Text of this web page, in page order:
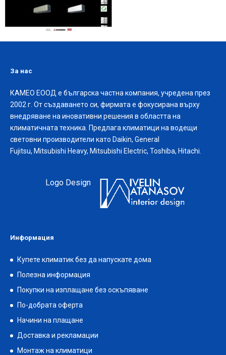
За нас
КАМЕО ЕООД е българска частна компания, учредена през
2002 г. От създаването си, фирмата е фокусирана върху
внедряване на иновативни решения в областта на
климатичната техника. Предлага климатици на водещи
световни производители като Daikin, General
Fujitsu, Mitsubishi Heavy, Mitsubishi Electric, Toshiba, Hitachi.
Logo Design
Информация
Купете климатик без да напускате дома
Полезна информация
Покупки на изплащане без оскъпяване
По-добрата оферта
Начини на плащане
Доставка и рекламации
Монтаж на климатици